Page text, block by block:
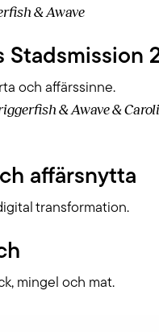
& Awave
Stadsmission
och affärssinne.
& Awave &
affärsnytta
transformation.
mingel och mat.